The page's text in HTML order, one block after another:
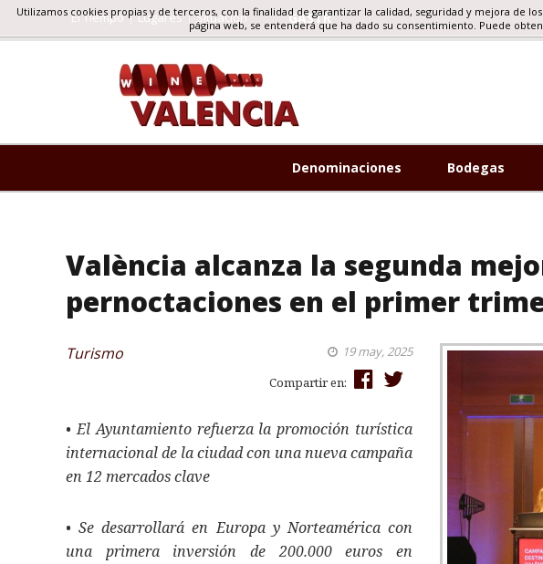
El Tiempo Lugares Situacion GASTRONOMIA, TURISMO, EVENTOS
Denominaciones Bodegas
València alcanza la segunda
pernoctaciones en el primer
Turismo
19 may, 2025
Compartir en:
• El Ayuntamiento refuerza la promoción turística
internacional de la ciudad con una nueva campaña
en 12 mercados clave
• Se desarrollará en Europa y Norteamérica con
una primera inversión de 200.000 euros en
Utilizamos cookies propias y de terceros, con la finalidad de garantizar la calidad, seguridad y mejora de
página web, se entenderá que ha dado su consentimiento. Puede